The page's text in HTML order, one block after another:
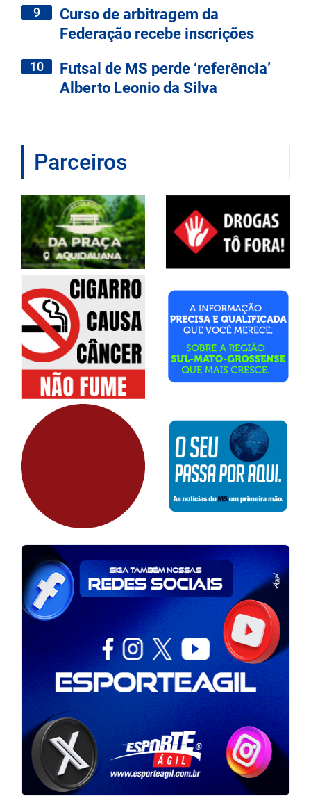
9
Curso de arbitragem da
Federação recebe inscrições
10
Futsal de MS perde ‘referência’
Alberto Leonio da Silva
Parceiros